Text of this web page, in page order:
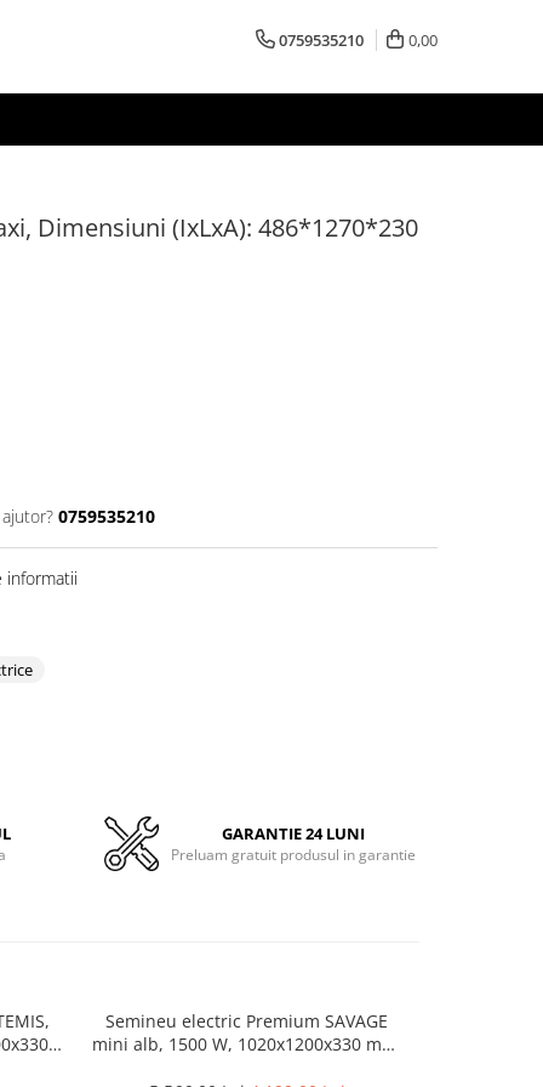
0759535210 0,00
Dimensiuni (IxLxA): 486*1270*230
0759535210
informatii
GARANTIE 24 LUNI
Preluam gratuit produsul in garantie
Semineu electric Premium SAVAGE
mini alb, 1500 W, 1020x1200x330 mm,